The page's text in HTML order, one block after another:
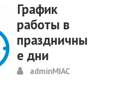
График
работы в
праздничны
е дни
adminMIAC